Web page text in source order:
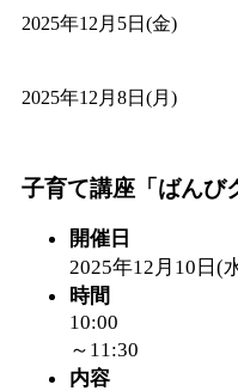
「子育
間：
「子育
間：
「赤ち
付期間
2025年12月5日(金)
2025年12月8日(月)
子育て講座「ばんび
開催日
2025年12月10日(
時間
10:00
～11:30
内容